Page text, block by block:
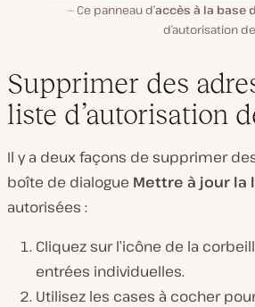
Ce panneau d’accès à la base
d’autorisation
Supprimer des
liste d’autorisation
Il y a deux façons de supprimer
boîte de dialogue Mettre à jour la
autorisées :
Cliquez sur l’icône de la
entrées individuelles.
Utilisez les cases à cocher